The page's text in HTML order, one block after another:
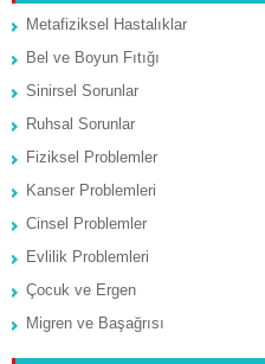
Metafiziksel Hastalıklar
Bel ve Boyun Fıtığı
Sinirsel Sorunlar
Ruhsal Sorunlar
Fiziksel Problemler
Kanser Problemleri
Cinsel Problemler
Evlilik Problemleri
Çocuk ve Ergen
Migren ve Başağrısı